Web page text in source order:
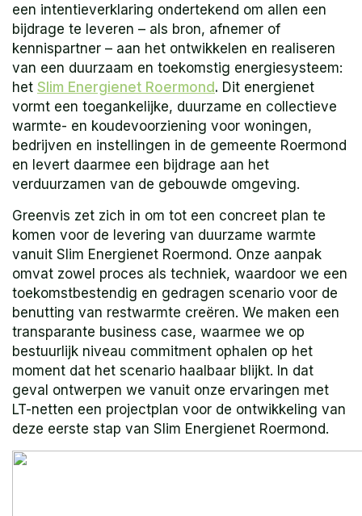
een intentieverklaring ondertekend om allen een
bijdrage te leveren – als bron, afnemer of
kennispartner – aan het ontwikkelen en realiseren
van een duurzaam en toekomstig energiesysteem:
het Slim Energienet Roermond. Dit energienet
vormt een toegankelijke, duurzame en collectieve
warmte- en koudevoorziening voor woningen,
bedrijven en instellingen in de gemeente Roermond
en levert daarmee een bijdrage aan het
verduurzamen van de gebouwde omgeving.
Greenvis zet zich in om tot een concreet plan te
komen voor de levering van duurzame warmte
vanuit Slim Energienet Roermond. Onze aanpak
omvat zowel proces als techniek, waardoor we een
toekomstbestendig en gedragen scenario voor de
benutting van restwarmte creëren. We maken een
transparante business case, waarmee we op
bestuurlijk niveau commitment ophalen op het
moment dat het scenario haalbaar blijkt. In dat
geval ontwerpen we vanuit onze ervaringen met
LT-netten een projectplan voor de ontwikkeling van
deze eerste stap van Slim Energienet Roermond.